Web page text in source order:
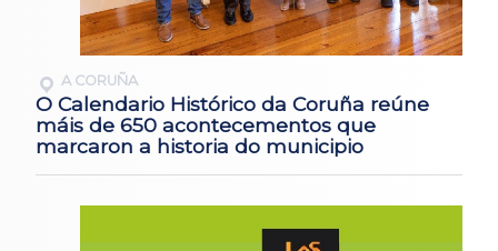
A CORUÑA
O Calendario Histórico da Coruña reúne
máis de 650 acontecementos que
marcaron a historia do municipio